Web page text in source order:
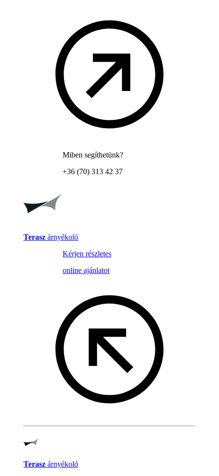
Miben segíthetünk?
+36 (70) 313 42 37
Terasz árnyékoló
Kérjen részletes
online ajánlatot
Terasz árnyékoló